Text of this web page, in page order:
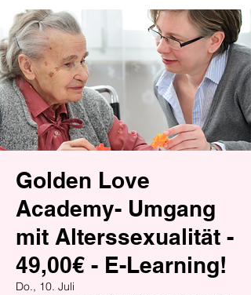
Golden Love
Academy- Umgang
mit Alterssexualität -
49,00€ - E-Learning!
Do., 10. Juli